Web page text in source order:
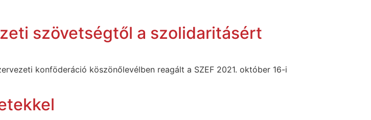
szövetségtől a szolidaritásért
konföderáció köszönőlevélben reagált a SZEF 2021. október 16-i